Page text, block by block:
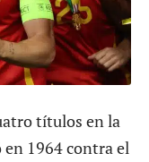
títulos en la
en 1964 contra el